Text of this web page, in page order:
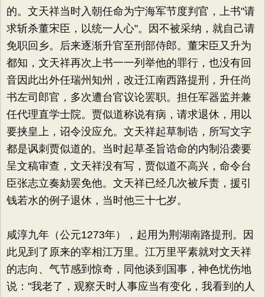
的。文天祥当时入朝任命为宁海军节度判官，上书"请
求斩杀董宋臣，以统一人心"。因不被采纳，就自己请
免职回乡。后来逐渐升官至刑部侍郎。董宋臣又升为
都知，文天祥再次上书一一列举他的罪行，也没有回
音因此出外任瑞州知州，改迁江南西路提刑，升任尚
书左司郎官，多次遭台官议论罢职。担任军器监并兼
任代理直学士院。贾似道称说有病，请求退休，用以
要挟皇上，诏令没应允。文天祥起草制诰，所写文字
都是讽刺贾似道的。当时起草圣旨诰命的内制沿袭要
呈文稿审查，文天祥没有写，贾似道不高兴，命令台
臣张志立奏劾罢免他。文天祥已经几次被斥责，援引
钱若水的例子退休，当时他三十七岁。
咸淳九年（公元1273年），起用为荆湖南路提刑。因
此见到了原来的宰相江万里。江万里平素就对文天祥
的志向、气节感到惊奇，同他谈到国事，神色忧伤地
说："我老了，观察天时人事应当有变化，我看到的人